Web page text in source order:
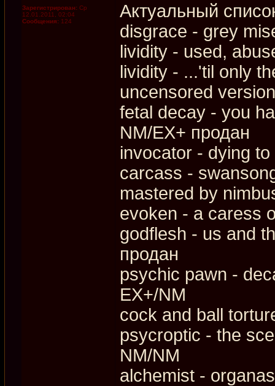
Зарегистрирован: Ср
12.01.2011, 02:04
Сообщения: 124
Актуальный
disgrace - grey
lividity - used,
lividity - ...'til only
uncensored version
fetal decay - you
NM/EX+ продан
invocator - dying
carcass -
mastered by
evoken - a caress
godflesh - us and
продан
psychic pawn -
EX+/NM
cock and ball
psycroptic - the
NM/NM
alchemist -